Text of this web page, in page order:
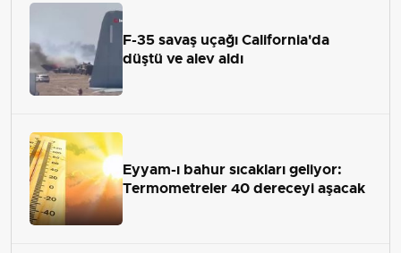
F-35 savaş uçağı California'da
düştü ve alev aldı
Eyyam-ı bahur sıcakları geliyor:
Termometreler 40 dereceyi aşacak